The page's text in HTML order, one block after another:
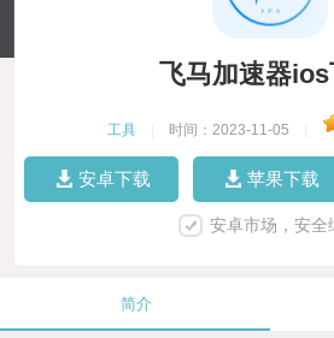
飞马加速器
工具 时间：2023-11-05
安卓下载 苹果下载
安卓市场，安全
简介